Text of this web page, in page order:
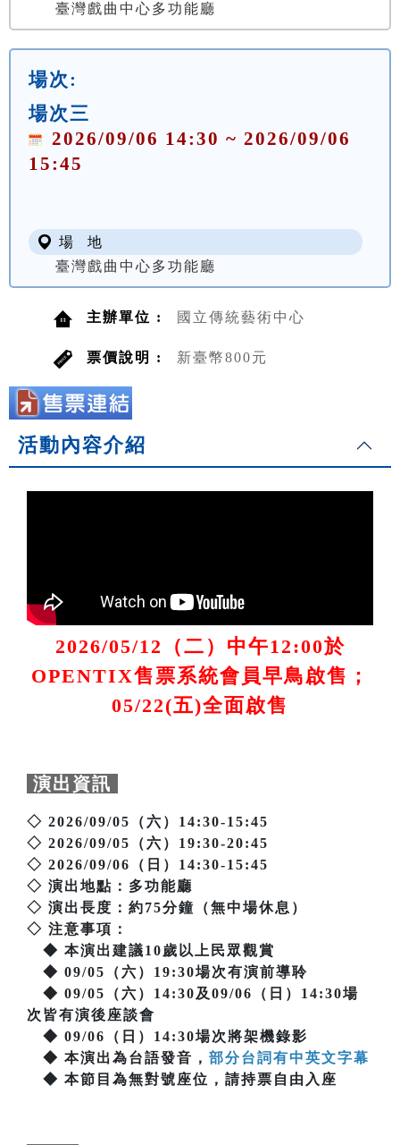
臺灣戲曲中心多功能廳
場次:
場次三
2026/09/06 14:30 ~ 2026/09/06
15:45
場 地
臺灣戲曲中心多功能廳
主辦單位 : 國立傳統藝術中心
票價說明 : 新臺幣800元
活動內容介紹
2026/05/12（二）中午12:00於
OPENTIX售票系統會員早鳥啟售；
05/22(五)全面啟售
演出資訊
◇ 2026/09/05（六）14:30-15:45
◇ 2026/09/05（六）19:30-20:45
◇ 2026/09/06（日）14:30-15:45
◇ 演出地點：多功能廳
◇ 演出長度：約75分鐘（無中場休息）
◇ 注意事項：
◆ 本演出建議10歲以上民眾觀賞
◆ 09/05（六）19:30場次有演前導聆
◆ 09/05（六）14:30及09/06（日）14:30場
次皆有演後座談會
◆ 09/06（日）14:30場次將架機錄影
◆ 本演出為台語發音， 部分台詞有中英文字幕
◆ 本節目為無對號座位，請持票自由入座